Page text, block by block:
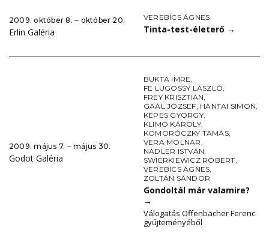
2009. október 8. ‒ október 20.
Erlin Galéria
VEREBICS ÁGNES
Tinta-test-életerő →
2009. május 7. ‒ május 30.
Godot Galéria
BUKTA IMRE,
FE LUGOSSY LÁSZLÓ,
FREY KRISZTIÁN,
GAÁL JÓZSEF, HANTAI SIMON,
KEPES GYÖRGY,
KLIMÓ KÁROLY,
KOMORÓCZKY TAMÁS,
VERA MOLNAR,
NÁDLER ISTVÁN,
SWIERKIEWICZ RÓBERT,
VEREBICS ÁGNES,
ZOLTÁN SÁNDOR
Gondoltál már valamire?
→
Válogatás Offenbächer Ferenc
gyűjteményéből